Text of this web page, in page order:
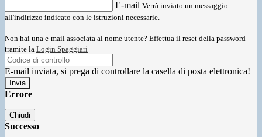
E-mail Verrà inviato un messaggio
all'indirizzo indicato con le istruzioni necessarie.
Non hai una e-mail associata al nome utente? Effettua il reset della password
tramite la Login Spaggiari
E-mail inviata, si prega di controllare la casella di posta elettronica!
Errore
Chiudi
Successo